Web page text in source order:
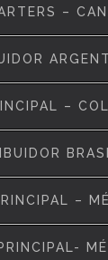
–
–
–